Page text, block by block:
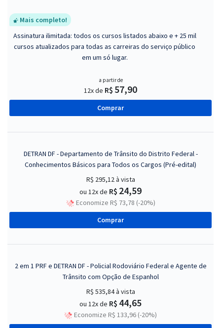
Mais completo!
Assinatura ilimitada: todos os cursos listados abaixo e + 25 mil
cursos atualizados para todas as carreiras do serviço público
em um só lugar.
a partir de
12x de R$ 57,90
Comprar
DETRAN DF - Departamento de Trânsito do Distrito Federal -
Conhecimentos Básicos para Todos os Cargos (Pré-edital)
R$ 295,12à vista
ou 12x de R$ 24,59
Economize R$ 73,78 (-20%)
Comprar
2 em 1 PRF e DETRAN DF - Policial Rodoviário Federal e Agente de
Trânsito com Opção de Espanhol
R$ 535,84à vista
ou 12x de R$ 44,65
Economize R$ 133,96 (-20%)